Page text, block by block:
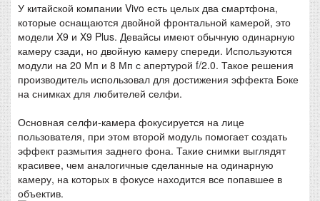
У китайской компании Vivo есть целых два смартфона,
которые оснащаются двойной фронтальной камерой, это
модели X9 и X9 Plus. Девайсы имеют обычную одинарную
камеру сзади, но двойную камеру спереди. Используются
модули на 20 Мп и 8 Мп с апертурой f/2.0. Такое решения
производитель использовал для достижения эффекта Боке
на снимках для любителей селфи.
Основная селфи-камера фокусируется на лице
пользователя, при этом второй модуль помогает создать
эффект размытия заднего фона. Такие снимки выглядят
красивее, чем аналогичные сделанные на одинарную
камеру, на которых в фокусе находится все попавшее в
объектив.